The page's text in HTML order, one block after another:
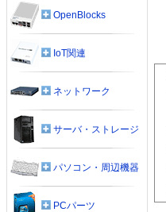
OpenBlocks
IoT関連
ネットワーク
サーバ・ストレージ
パソコン・周辺機器
PCパーツ